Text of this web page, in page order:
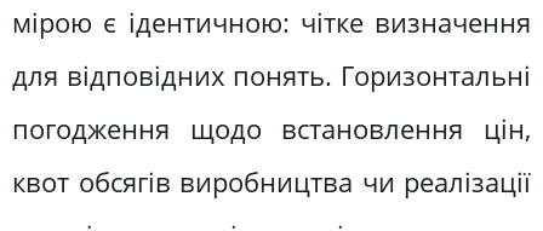
мірою є ідентичною: чітке визначення
для відповідних понять. Горизонтальні
погодження щодо встановлення цін,
квот обсягів виробництва чи реалізації